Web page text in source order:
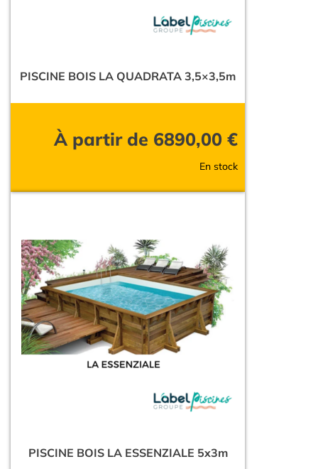
PISCINE BOIS LA QUADRATA 3,5×3,5m
À partir de 6890,00 €
En stock
PISCINE BOIS LA ESSENZIALE 5x3m